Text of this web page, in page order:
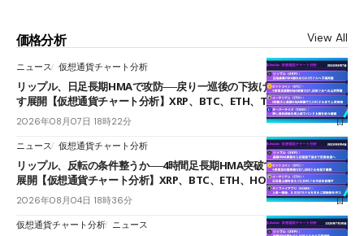
価格分析 View All
ニュース 仮想通貨チャート分析
リップル、日足長期HMAで攻防──戻り一巡後の下抜けで0.95ドルを試
す展開【仮想通貨チャート分析】XRP、BTC、ETH、TAKE
2026年08月07日 18時22分
ニュース 仮想通貨チャート分析
リップル、反転の条件整うか──4時間足長期HMA突破で雲下端を目指す
展開【仮想通貨チャート分析】XRP、BTC、ETH、HOME
2026年08月04日 18時36分
仮想通貨チャート分析 ニュース